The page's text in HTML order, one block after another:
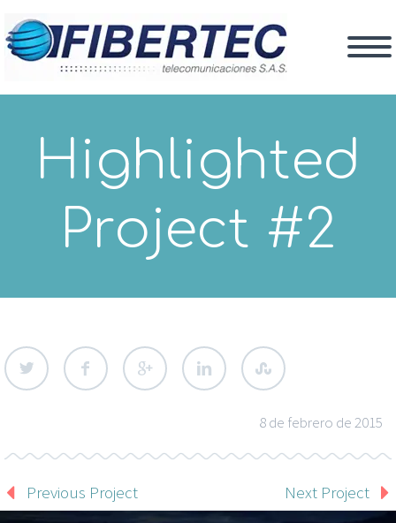
Highlighted
Project #2
8 de febrero de 2015
Previous Project Next Project